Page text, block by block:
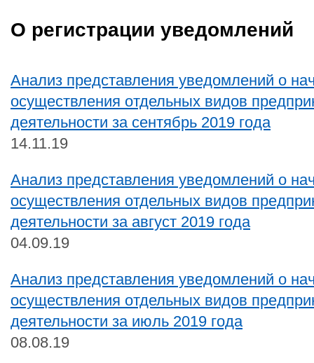
О регистрации уведомлений
Анализ представления уведомлений о
осуществления отдельных видов
деятельности за сентябрь 2019 года
14.11.19
Анализ представления уведомлений о
осуществления отдельных видов
деятельности за август 2019 года
04.09.19
Анализ представления уведомлений о
осуществления отдельных видов
деятельности за июль 2019 года
08.08.19